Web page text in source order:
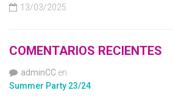
13/03/2025
COMENTARIOS RECIENTES
adminCC en
Summer Party 23/24